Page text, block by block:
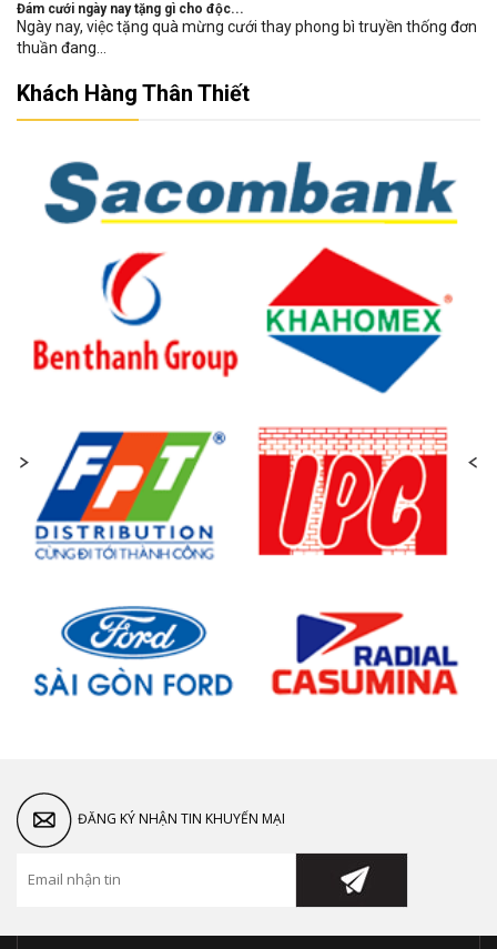
Đám cưới ngày nay tặng gì cho độc...
Ngày nay, việc tặng quà mừng cưới thay phong bì truyền thống đơn
thuần đang...
Khách Hàng Thân Thiết
ĐĂNG KÝ NHẬN TIN KHUYẾN MẠI